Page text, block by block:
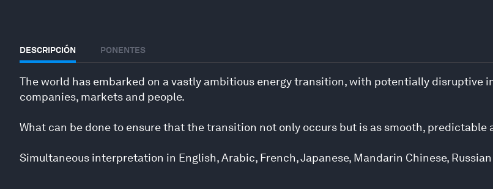
DESCRIPCIÓN PONENTES
The world has embarked on a vastly ambitious energy transition, with potentially disruptive
companies, markets and people.
What can be done to ensure that the transition not only occurs but is as smooth, predictable
Simultaneous interpretation in English, Arabic, French, Japanese, Mandarin Chinese,